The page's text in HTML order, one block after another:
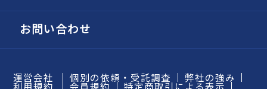
お問い合わせ
運営会社 個別の依頼・受託調査 弊社の強み
利用規約 会員規約 特定商取引による表示